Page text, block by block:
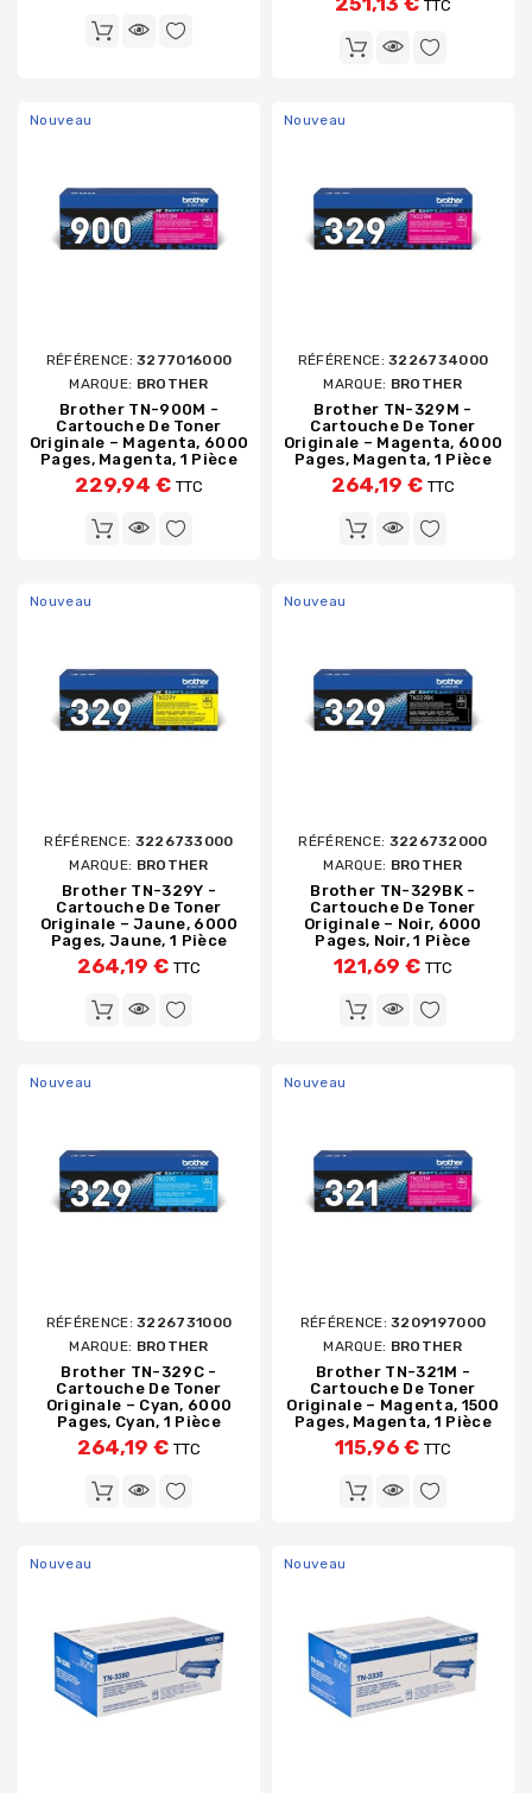
TTC
Nouveau
RÉFÉRENCE:3277016000
MARQUE: BROTHER
Brother TN-900M -
Cartouche De Toner
Originale – Magenta, 6000
Pages, Magenta, 1 Pièce
229,94 € TTC
Nouveau
RÉFÉRENCE:3226734000
MARQUE: BROTHER
Brother TN-329M -
Cartouche De Toner
Originale – Magenta, 6000
Pages, Magenta, 1 Pièce
264,19 € TTC
Nouveau
RÉFÉRENCE: 3226733000
MARQUE: BROTHER
Brother TN-329Y -
Cartouche De Toner
Originale – Jaune, 6000
Pages, Jaune, 1 Pièce
264,19 € TTC
Nouveau
RÉFÉRENCE: 3226732000
MARQUE: BROTHER
Brother TN-329BK -
Cartouche De Toner
Originale – Noir, 6000
Pages, Noir, 1 Pièce
121,69 € TTC
Nouveau
RÉFÉRENCE:3226731000
MARQUE: BROTHER
Brother TN-329C -
Cartouche De Toner
Originale – Cyan, 6000
Pages, Cyan, 1 Pièce
264,19 € TTC
Nouveau
RÉFÉRENCE:3209197000
MARQUE: BROTHER
Brother TN-321M -
Cartouche De Toner
Originale – Magenta, 1500
Pages, Magenta, 1 Pièce
115,96 € TTC
Nouveau Nouveau